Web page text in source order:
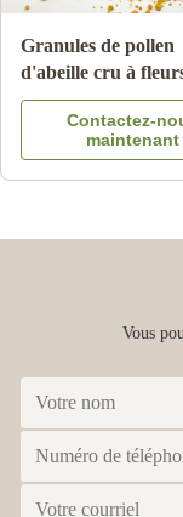
Granules de pollen
d'abeille cru à
multiples 25 kg
complément
Contactez-
maintenant
Vous